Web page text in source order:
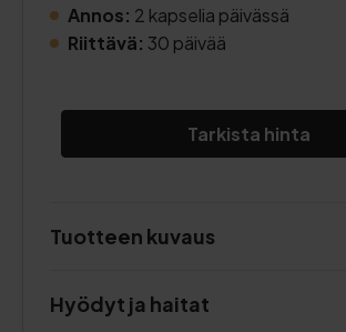
Annos: 2 kapselia päivässä
Riittävä: 30 päivää
Tarkista hinta
Tuotteen kuvaus
Hyödyt ja haitat